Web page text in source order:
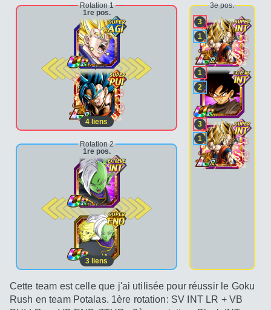
Rotation 1
1re pos.
2e pos.
4 liens
Rotation 2
1re pos.
2e pos.
3 liens
3e pos.
3
1
1
2
3
1
Cette team est celle que j'ai utilisée pour réussir le Goku
Rush en team Potalas. 1ère rotation: SV INT LR + VB